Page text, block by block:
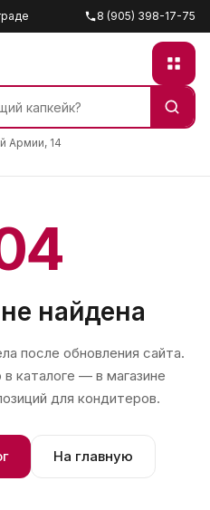
8 (905) 398-17-75
Армии, 14
найдена
после обновления сайта.
каталоге — в магазине
для кондитеров.
На главную